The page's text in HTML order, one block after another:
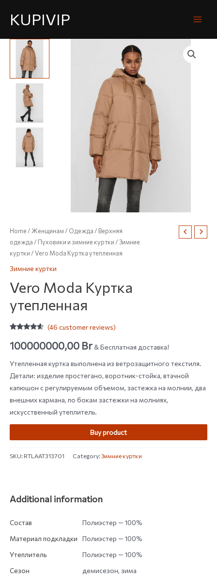
KUPIVIP
Home/Женщинам/ Одежда/ Верхняя
одежда/ Пуховики и зимние куртки/Зимние
куртки/ Vero Moda Куртка утепленная
Зимние куртки
Vero Moda Куртка
утепленная
out of 5
based on
ratings
(46 customer reviews)
100000000,00 Br& Бесплатная доставка!
Утепленная куртка выполнена из ветрозащитного текстиля.
Детали: изделие простегано, воротник-стойка, втачной
капюшон с регулируемым объемом, застежка на молнии, два
внешних кармана, по бокам застежки на молниях,
искусственный утеплитель.
Buy product
SKU:RTLAAT313701 Category:Зимние куртки
Additional information
Состав
Полиэстер — 100%
Материал подкладки
Полиэстер — 100%
Утеплитель
Полиэстер — 100%
Сезон
демисезон, зима